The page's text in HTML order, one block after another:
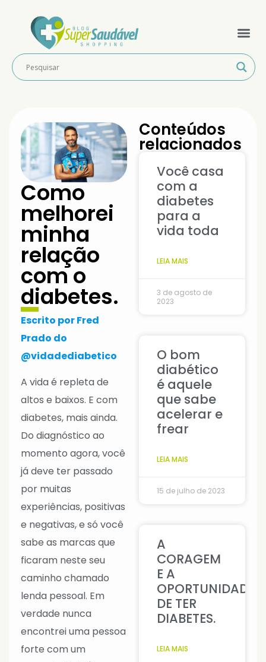
Como
melhorei
minha
relação
com o
diabetes.
Escrito por Fred
Prado do
@vidadediabetico
A vida é repleta de
altos e baixos. E com
diabetes, mais ainda.
Do diagnóstico ao
momento agora, você
já deve ter passado
por muitas
experiências, positivas
e negativas, e só você
sabe as marcas que
ficaram neste seu
caminho chamado
lenda pessoal. Em
verdade nunca
encontrei uma pessoa
forte com um
Conteúdos
relacionados
Você casa
com a
diabetes
para a
vida toda
LEIA MAIS
3 de agosto de
2023
O bom
diabético
é aquele
que sabe
acelerar e
frear
LEIA MAIS
15 de julho de 2023
A
CORAGEM
E A
OPORTUNIDADE
DE TER
DIABETES.
LEIA MAIS